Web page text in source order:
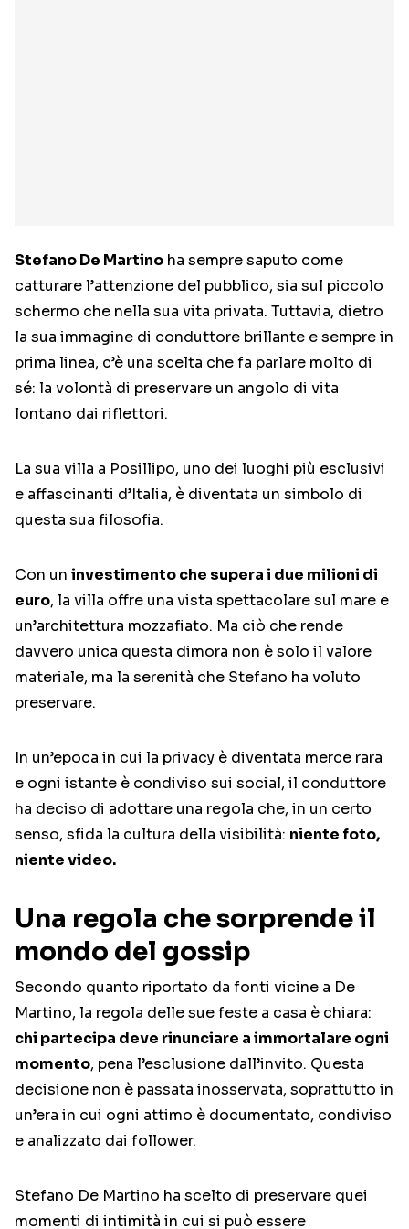
Stefano De Martino ha sempre saputo come
catturare l’attenzione del pubblico, sia sul piccolo
schermo che nella sua vita privata. Tuttavia, dietro
la sua immagine di conduttore brillante e sempre in
prima linea, c’è una scelta che fa parlare molto di
sé: la volontà di preservare un angolo di vita
lontano dai riflettori.
La sua villa a Posillipo, uno dei luoghi più esclusivi
e affascinanti d’Italia, è diventata un simbolo di
questa sua filosofia.
Con un investimento che supera i due milioni di
euro, la villa offre una vista spettacolare sul mare e
un’architettura mozzafiato. Ma ciò che rende
davvero unica questa dimora non è solo il valore
materiale, ma la serenità che Stefano ha voluto
preservare.
In un’epoca in cui la privacy è diventata merce rara
e ogni istante è condiviso sui social, il conduttore
ha deciso di adottare una regola che, in un certo
senso, sfida la cultura della visibilità: niente foto,
niente video.
Una regola che sorprende il
mondo del gossip
Secondo quanto riportato da fonti vicine a De
Martino, la regola delle sue feste a casa è chiara:
chi partecipa deve rinunciare a immortalare ogni
momento, pena l’esclusione dall’invito. Questa
decisione non è passata inosservata, soprattutto in
un’era in cui ogni attimo è documentato, condiviso
e analizzato dai follower.
Stefano De Martino ha scelto di preservare quei
momenti di intimità in cui si può essere